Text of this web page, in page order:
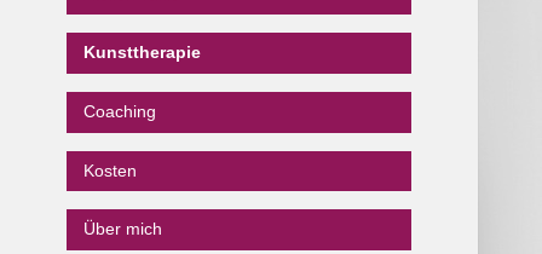
Kunsttherapie
Coaching
Kosten
Über mich